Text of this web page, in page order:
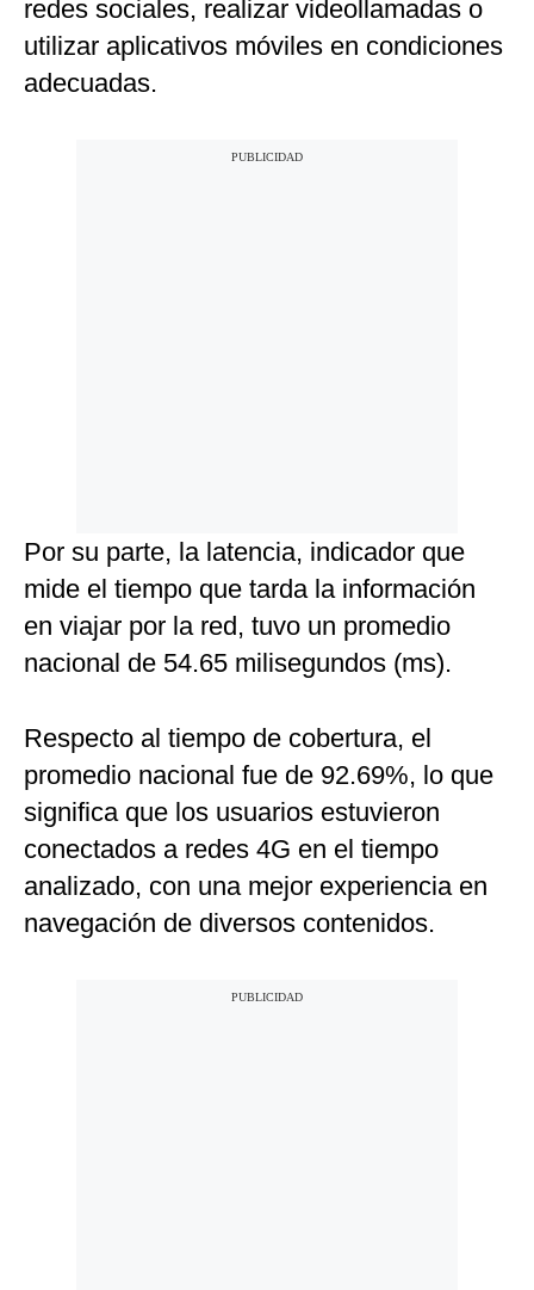
redes sociales, realizar videollamadas o
utilizar aplicativos móviles en condiciones
adecuadas.
Por su parte, la latencia, indicador que
mide el tiempo que tarda la información
en viajar por la red, tuvo un promedio
nacional de 54.65 milisegundos (ms).
Respecto al tiempo de cobertura, el
promedio nacional fue de 92.69%, lo que
significa que los usuarios estuvieron
conectados a redes 4G en el tiempo
analizado, con una mejor experiencia en
navegación de diversos contenidos.